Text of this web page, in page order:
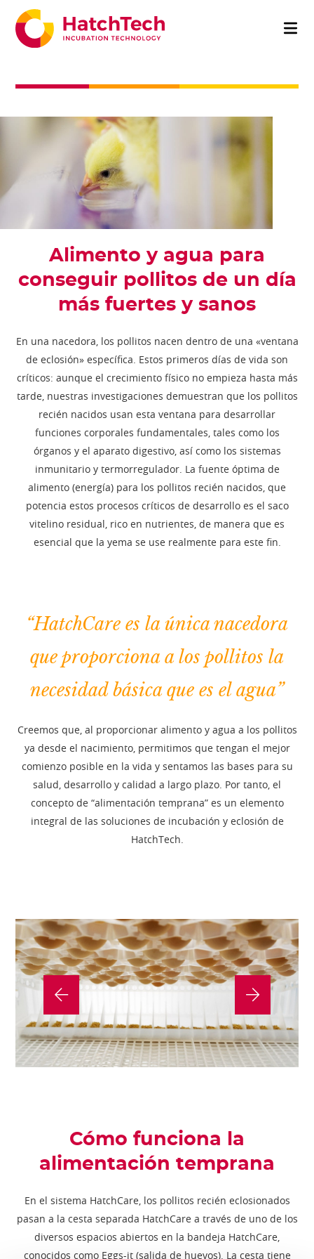
Alimento y agua para
conseguir pollitos de un día
más fuertes y sanos
En una nacedora, los pollitos nacen dentro de una «ventana
de eclosión» específica. Estos primeros días de vida son
críticos: aunque el crecimiento físico no empieza hasta más
tarde, nuestras investigaciones demuestran que los pollitos
recién nacidos usan esta ventana para desarrollar
funciones corporales fundamentales, tales como los
órganos y el aparato digestivo, así como los sistemas
inmunitario y termorregulador. La fuente óptima de
alimento (energía) para los pollitos recién nacidos, que
potencia estos procesos críticos de desarrollo es el saco
vitelino residual, rico en nutrientes, de manera que es
esencial que la yema se use realmente para este fin.
“HatchCare es la única nacedora
que proporciona a los pollitos la
necesidad básica que es el agua”
Creemos que, al proporcionar alimento y agua a los pollitos
ya desde el nacimiento, permitimos que tengan el mejor
comienzo posible en la vida y sentamos las bases para su
salud, desarrollo y calidad a largo plazo. Por tanto, el
concepto de “alimentación temprana” es un elemento
integral de las soluciones de incubación y eclosión de
HatchTech.
Cómo funciona la
alimentación temprana
En el sistema HatchCare, los pollitos recién eclosionados
pasan a la cesta separada HatchCare a través de uno de los
diversos espacios abiertos en la bandeja HatchCare,
conocidos como Eggs-it (salida de huevos). La cesta tiene